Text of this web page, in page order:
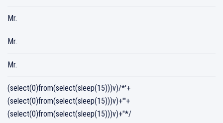
Mr.
Mr.
Mr.
(select(0)from(select(sleep(15)))v)/*'+
(select(0)from(select(sleep(15)))v)+'"+
(select(0)from(select(sleep(15)))v)+"*/